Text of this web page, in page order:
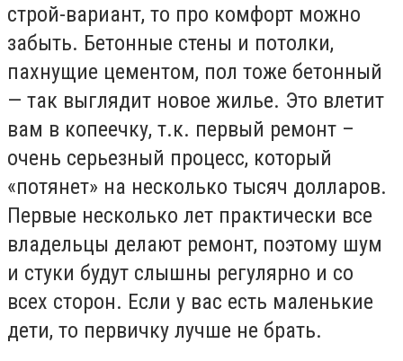
строй-вариант, то про комфорт можно
забыть. Бетонные стены и потолки,
пахнущие цементом, пол тоже бетонный
— так выглядит новое жилье. Это влетит
вам в копеечку, т.к. первый ремонт –
очень серьезный процесс, который
«потянет» на несколько тысяч долларов.
Первые несколько лет практически все
владельцы делают ремонт, поэтому шум
и стуки будут слышны регулярно и со
всех сторон. Если у вас есть маленькие
дети, то первичку лучше не брать.